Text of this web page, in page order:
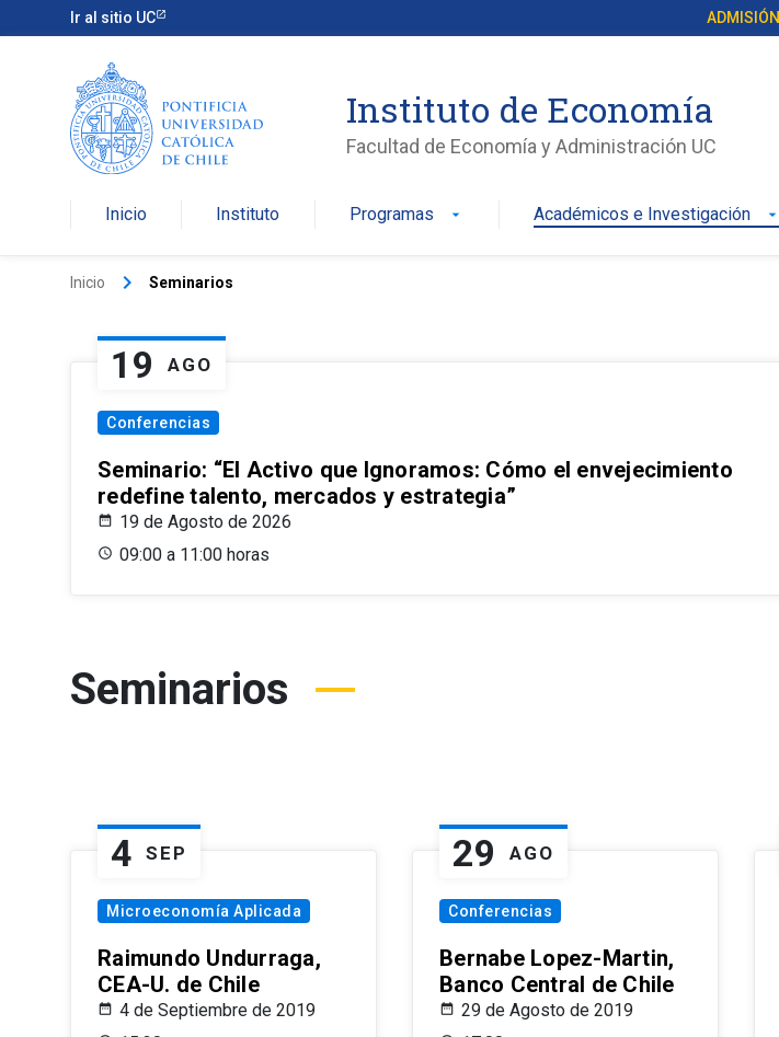
Ir al sitio UC ADMISIÓN
Instituto de Economía
Facultad de Economía y Administración UC
Inicio Instituto Programas arrow_drop_down Académicos e Investigación arrow_drop_down
Inicio keyboard_arrow_right Seminarios
19 AGO
Conferencias
Seminario: “El Activo que Ignoramos: Cómo el envejecimiento
redefine talento, mercados y estrategia”
19 de Agosto de 2026
09:00 a 11:00 horas
Seminarios
4 SEP
Microeconomía Aplicada
Raimundo Undurraga,
CEA-U. de Chile
4 de Septiembre de 2019
29 AGO
Conferencias
Bernabe Lopez-Martin,
Banco Central de Chile
29 de Agosto de 2019